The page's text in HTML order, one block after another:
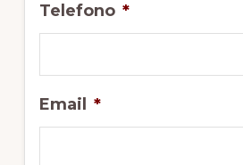
Telefono *
Email *